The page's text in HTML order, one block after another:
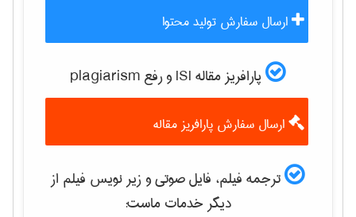
ارسال سفارش تولید محتوا
پارافریز مقاله ISI و رفع plagiarism
ارسال سفارش پارافریز مقاله
ترجمه فیلم، فایل صوتی و زیر نویس فیلم از
دیگر خدمات ماست: